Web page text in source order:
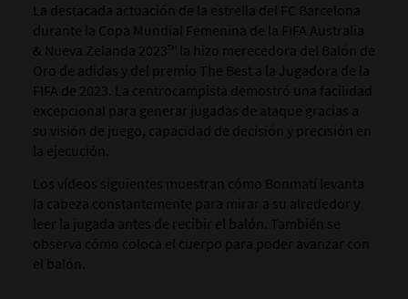
La destacada actuación de la estrella del FC Barcelona
durante la Copa Mundial Femenina de la FIFA Australia
& Nueva Zelanda 2023™
la hizo merecedora del Balón de
Oro de adidas y del premio The Best a la Jugadora de la
FIFA de 2023. La centrocampista demostró una facilidad
excepcional para generar jugadas de ataque gracias a
su visión de juego, capacidad de decisión y precisión en
la ejecución.
Los vídeos siguientes muestran cómo Bonmatí levanta
la cabeza constantemente para mirar a su alrededor y
leer la jugada antes de recibir el balón. También se
observa cómo coloca el cuerpo para poder avanzar con
el balón.